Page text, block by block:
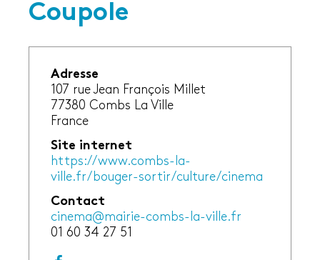
Coupole
Adresse
107 rue Jean François Millet
77380 Combs La Ville
France
Site internet
https://www.combs-la-
ville.fr/bouger-sortir/culture/cinema
Contact
cinema@mairie-combs-la-ville.fr
01 60 34 27 51